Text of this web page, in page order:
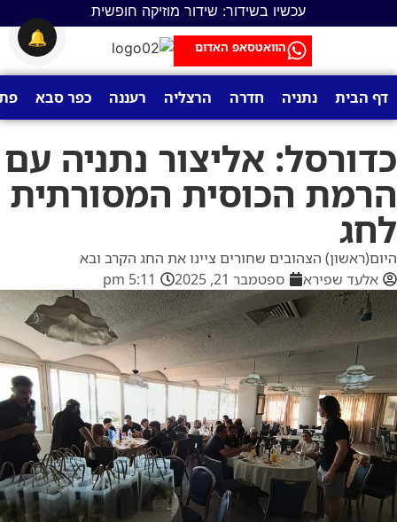
עכשיו בשידור: שידור מוזיקה חופשית
הוואטסאפ האדום
דף הבית נתניה חדרה הרצליה רעננה כפר סבא
כדורסל: אליצור נתניה עם
הרמת הכוסית המסורתית
לחג
היום(ראשון) הצהובים שחורים ציינו את החג הקרב ובא
אלעד שפירא
ספטמבר 21, 2025 5:11 pm
🔔